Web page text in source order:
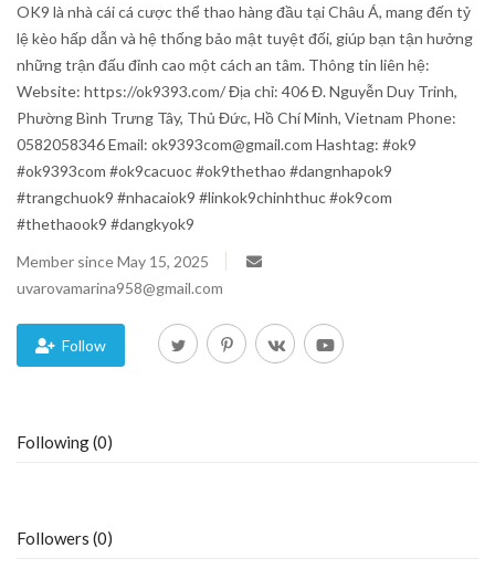
Gallery
Blog
Trending
Fashion
Sitemap
News
OK9 là nhà cái cá cược thể thao hàng đầu tại Châu Á, mang đến tỷ
lệ kèo hấp dẫn và hệ thống bảo mật tuyệt đối, giúp bạn tận hưởng
những trận đấu đỉnh cao một cách an tâm. Thông tin liên hệ:
Website: https://ok9393.com/ Địa chỉ: 406 Đ. Nguyễn Duy Trinh,
Phường Bình Trưng Tây, Thủ Đức, Hồ Chí Minh, Vietnam Phone:
0582058346 Email: ok9393com@gmail.com Hashtag: #ok9
#ok9393com #ok9cacuoc #ok9thethao #dangnhapok9
#trangchuok9 #nhacaiok9 #linkok9chinhthuc #ok9com
#thethaook9 #dangkyok9
Member since May 15, 2025
uvarovamarina958@gmail.com
Follow
Following (0)
Followers (0)